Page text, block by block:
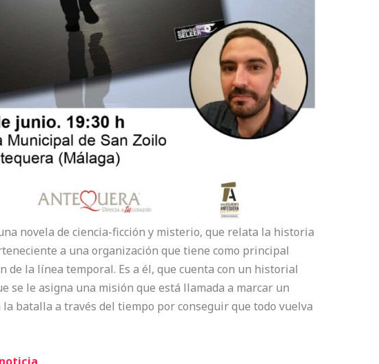
novela de ciencia-ficción y misterio, que relata la historia
a una organización que tiene como principal
de la línea temporal. Es a él, que cuenta con un historial
se le asigna una misión que está llamada a marcar un
batalla a través del tiempo por conseguir que todo vuelva